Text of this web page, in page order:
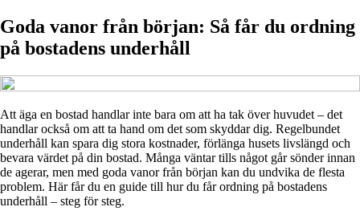
Goda vanor från början: Så får du ordning
på bostadens underhåll
Att äga en bostad handlar inte bara om att ha tak över huvudet – det
handlar också om att ta hand om det som skyddar dig. Regelbundet
underhåll kan spara dig stora kostnader, förlänga husets livslängd och
bevara värdet på din bostad. Många väntar tills något går sönder innan
de agerar, men med goda vanor från början kan du undvika de flesta
problem. Här får du en guide till hur du får ordning på bostadens
underhåll – steg för steg.